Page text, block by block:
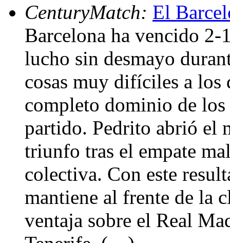
CenturyMatch: El
Barcelona ha vencido
lucho sin desmayo
cosas muy difíciles a los
completo dominio de
partido. Pedrito abrió el
triunfo tras el empate
colectiva. Con este
mantiene al frente de la
ventaja sobre el Real